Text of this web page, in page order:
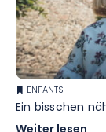
ENFANTS
Ein bisschen